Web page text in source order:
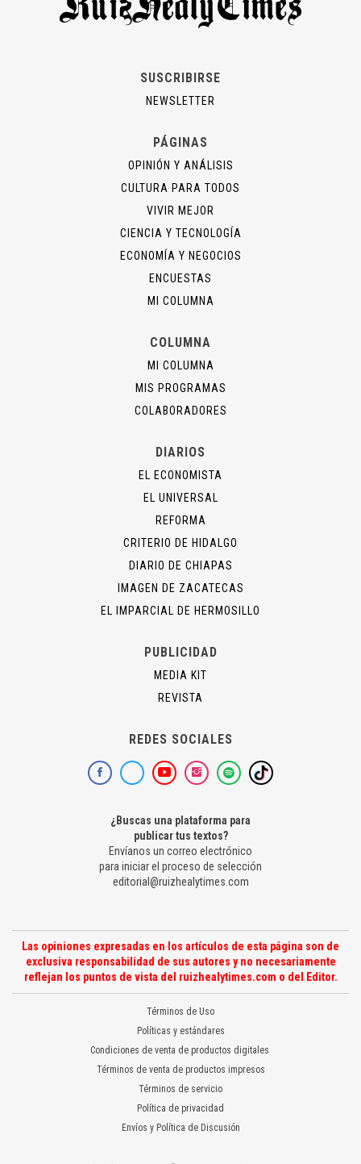
SUSCRIBIRSE
NEWSLETTER
PÁGINAS
OPINIÓN Y ANÁLISIS
CULTURA PARA TODOS
VIVIR MEJOR
CIENCIA Y TECNOLOGÍA
ECONOMÍA Y NEGOCIOS
ENCUESTAS
MI COLUMNA
COLUMNA
MI COLUMNA
MIS PROGRAMAS
COLABORADORES
DIARIOS
EL ECONOMISTA
EL UNIVERSAL
REFORMA
CRITERIO DE HIDALGO
DIARIO DE CHIAPAS
IMAGEN DE ZACATECAS
EL IMPARCIAL DE HERMOSILLO
PUBLICIDAD
MEDIA KIT
REVISTA
REDES SOCIALES
¿Buscas una plataforma para
publicar tus textos?
Envíanos un correo electrónico
para iniciar el proceso de selección
editorial@ruizhealytimes.com
Las opiniones expresadas en los artículos de esta página son de
exclusiva responsabilidad de sus autores y no necesariamente
reflejan los puntos de vista del ruizhealytimes.com o del Editor.
Términos de Uso
Políticas y estándares
Condiciones de venta de productos digitales
Términos de venta de productos impresos
Términos de servicio
Política de privacidad
Envíos y Política de Discusión